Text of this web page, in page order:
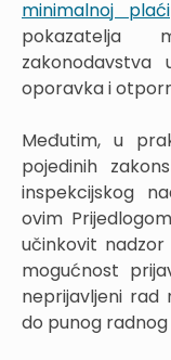
minimalnoj plaći
pokazatelja
oporavka i
Međutim, u
pojedinih
inspekcijskog
ovim
učinkovit
mogućnost
neprijavljeni rad
do punog